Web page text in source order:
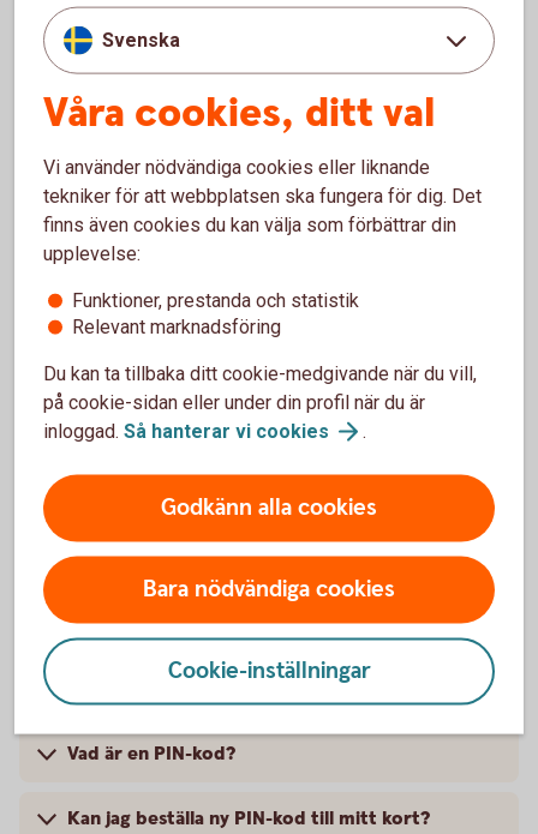
Skaffa ersättningskort
Om du ha slagit fel PIN-kod 3 gånger så spärras
kortet och kommer att behållas av automaten
Om detta skett så beställer du alltid ett nytt kort -
ett ersättningskort. Du får då behålla samma
PIN-kod som till föregående kort
Skaffaersättningskort
PIN-kod – frågor och svar
Vad är en PIN-kod?
Kan jag beställa ny PIN-kod till mitt kort?
Svenska
Våra cookies, ditt val
Vi använder nödvändiga cookies eller liknande
tekniker för att webbplatsen ska fungera för dig. Det
finns även cookies du kan välja som förbättrar din
upplevelse:
Funktioner, prestanda och statistik
Relevant marknadsföring
Du kan ta tillbaka ditt cookie-medgivande när du vill,
på cookie-sidan eller under din profil när du är
inloggad. Så hanterar vi cookies .
Godkänn alla cookies
Bara nödvändiga cookies
Cookie-inställningar